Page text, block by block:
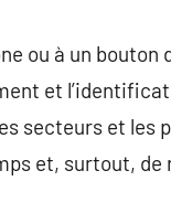
ou à un bouton
et
secteurs et les
et, surtout,